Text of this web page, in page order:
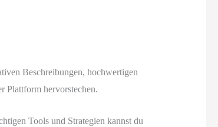
Beschreibungen, hochwertigen
Plattform hervorstechen.
Tools und Strategien kannst du